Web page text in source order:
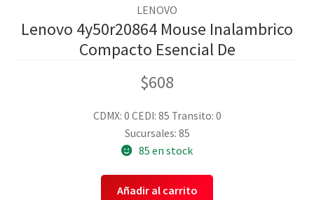
LENOVO
Lenovo 4y50r20864 Mouse Inalambrico
Compacto Esencial De
$608
CDMX: 0 CEDI: 85 Transito: 0
Sucursales: 85
85 en stock
Añadir al carrito